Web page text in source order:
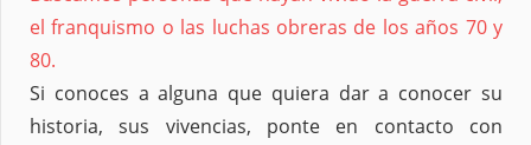
el franquismo o las luchas obreras de los años 70 y
80.
Si conoces a alguna que quiera dar a conocer su
historia, sus vivencias, ponte en contacto con